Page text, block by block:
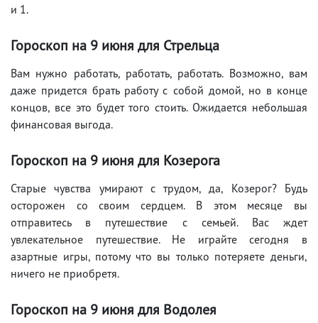
и 1.
Гороскоп на 9 июня для Стрельца
Вам нужно работать, работать, работать. Возможно, вам
даже придется брать работу с собой домой, но в конце
концов, все это будет того стоить. Ожидается небольшая
финансовая выгода.
Гороскоп на 9 июня для Козерога
Старые чувства умирают с трудом, да, Козерог? Будь
осторожен со своим сердцем. В этом месяце вы
отправитесь в путешествие с семьей. Вас ждет
увлекательное путешествие. Не играйте сегодня в
азартные игры, потому что вы только потеряете деньги,
ничего не приобретя.
Гороскоп на 9 июня для Водолея